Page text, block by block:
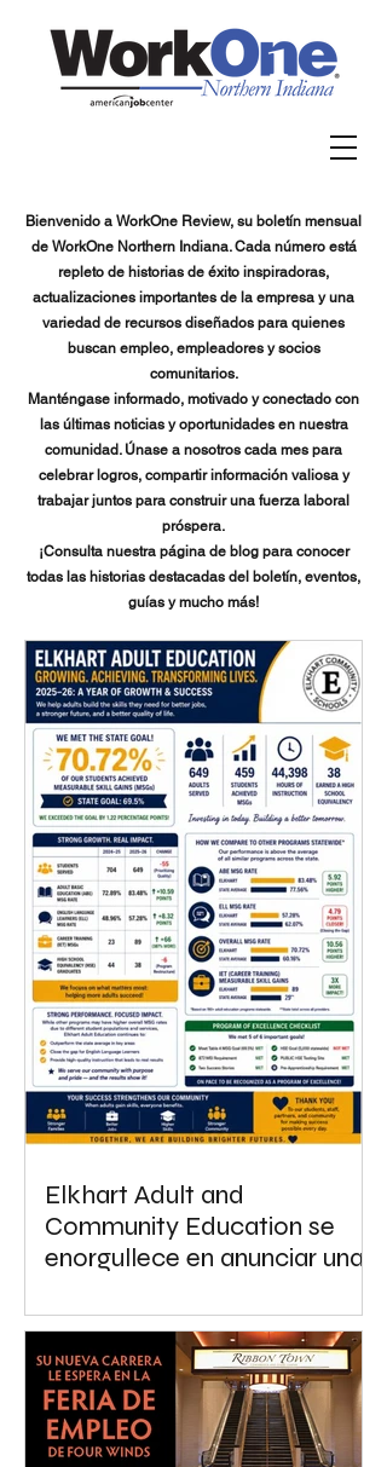
Bienvenido a WorkOne Review, su boletín mensual
de WorkOne Northern Indiana. Cada número está
repleto de historias de éxito inspiradoras,
actualizaciones importantes de la empresa y una
variedad de recursos diseñados para quienes
buscan empleo, empleadores y socios
comunitarios.
Manténgase informado, motivado y conectado con
las últimas noticias y oportunidades en nuestra
comunidad. Únase a nosotros cada mes para
celebrar logros, compartir información valiosa y
trabajar juntos para construir una fuerza laboral
próspera.
¡Consulta nuestra página de blog para conocer
todas las historias destacadas del boletín, eventos,
guías y mucho más!
Elkhart Adult and
Community Education se
enorgullece en anunciar una
Tolson Center for
Community Excellence.